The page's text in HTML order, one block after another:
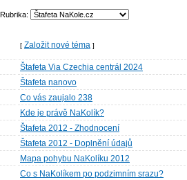
Rubrika:
[ Založit nové téma ]
Štafeta Via Czechia centrál 2024
Štafeta nanovo
Co vás zaujalo 238
Kde je právě NaKolík?
Štafeta 2012 - Zhodnocení
Štafeta 2012 - Doplnění údajů
Mapa pohybu NaKolíku 2012
Co s NaKolíkem po podzimním srazu?